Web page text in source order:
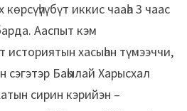
иккис чааһа 3 чаас
Ааспыт кэм
хасыһан түмээччи,
Баһылай Харысхал
сирин кэрийэн –